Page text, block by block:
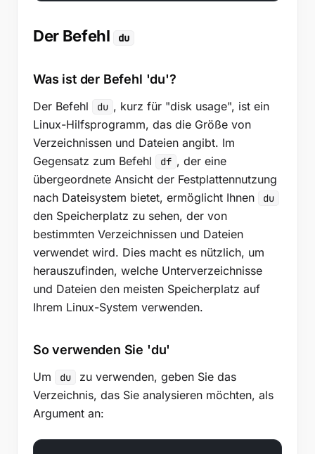
Der Befehl du
Was ist der Befehl 'du'?
Der Befehl du , kurz für "disk usage", ist ein
Linux-Hilfsprogramm, das die Größe von
Verzeichnissen und Dateien angibt. Im
Gegensatz zum Befehl
df , der eine
übergeordnete Ansicht der Festplattennutzung
nach Dateisystem bietet, ermöglicht Ihnen
du
den Speicherplatz zu sehen, der von
bestimmten Verzeichnissen und Dateien
verwendet wird. Dies macht es nützlich, um
herauszufinden, welche Unterverzeichnisse
und Dateien den meisten Speicherplatz auf
Ihrem Linux-System verwenden.
So verwenden Sie 'du'
Um du
zu verwenden, geben Sie das
Verzeichnis, das Sie analysieren möchten, als
Argument an: